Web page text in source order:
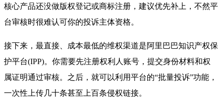
核心产品还没做版权登记或商标注册，建议优先补上，不然平
台审核时很难认可你的投诉主体资格。
接下来，最直接、成本最低的维权渠道是阿里巴巴知识产权保
护平台(IPP)。你需要先注册权利人账号，提交身份材料和权
属证明通过审核。之后，就可以利用平台的“批量投诉”功能，
一次性上传几十条甚至上百条侵权链接。